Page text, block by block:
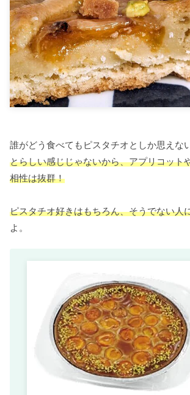
誰がどう食べてもピスタチオとしか思えな
とらしい感じじゃないから、アプリコット
相性は抜群！
ピスタチオ好きはもちろん、そうでない人
よ。